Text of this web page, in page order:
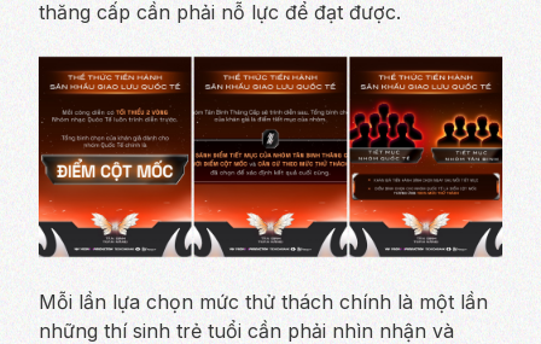
thăng cấp cần phải nỗ lực để đạt được.
Mỗi lần lựa chọn mức thử thách chính là một lần
những thí sinh trẻ tuổi cần phải nhìn nhận và